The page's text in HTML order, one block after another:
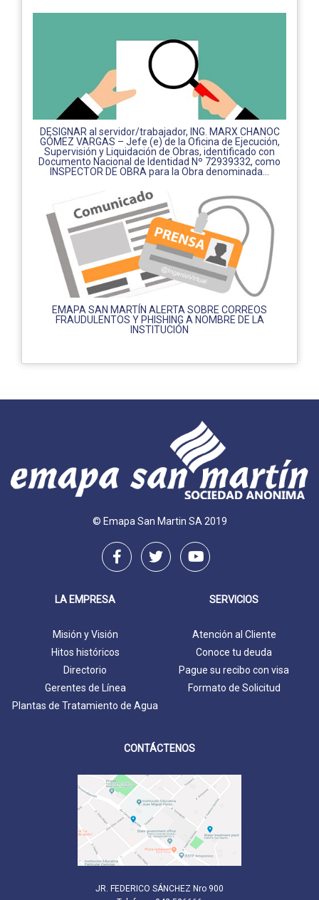
DESIGNAR al servidor/trabajador, ING. MARX CHANOC
GÓMEZ VARGAS – Jefe (e) de la Oficina de Ejecución,
Supervisión y Liquidación de Obras, identificado con
Documento Nacional de Identidad Nº 72939332, como
INSPECTOR DE OBRA para la Obra denominada...
EMAPA SAN MARTÍN ALERTA SOBRE CORREOS
FRAUDULENTOS Y PHISHING A NOMBRE DE LA
INSTITUCIÓN
© Emapa San Martin SA 2019
LA EMPRESA
Misión y Visión
Hitos históricos
Directorio
Gerentes de Línea
Plantas de Tratamiento de Agua
SERVICIOS
Atención al Cliente
Conoce tu deuda
Pague su recibo con visa
Formato de Solicitud
CONTÁCTENOS
JR. FEDERICO SÁNCHEZ Nro 900